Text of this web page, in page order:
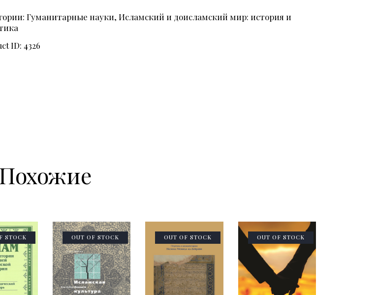
Гуманитарные науки,Исламский и доисламский мир: история и
ID:4326
Похожие
STOCK OUT OF STOCK OUT OF STOCK OUT OF STOCK